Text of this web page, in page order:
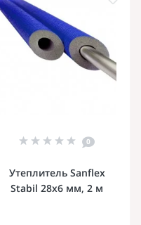
0
Утеплитель Sanflex
Stabil 28х6 мм, 2 м